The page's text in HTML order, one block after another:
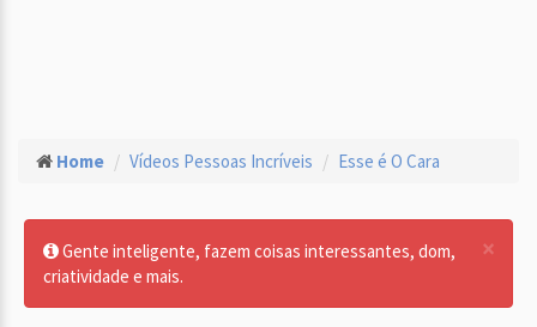
Home Vídeos Pessoas Incríveis Esse é O Cara
×
Gente inteligente, fazem coisas interessantes, dom,
criatividade e mais.